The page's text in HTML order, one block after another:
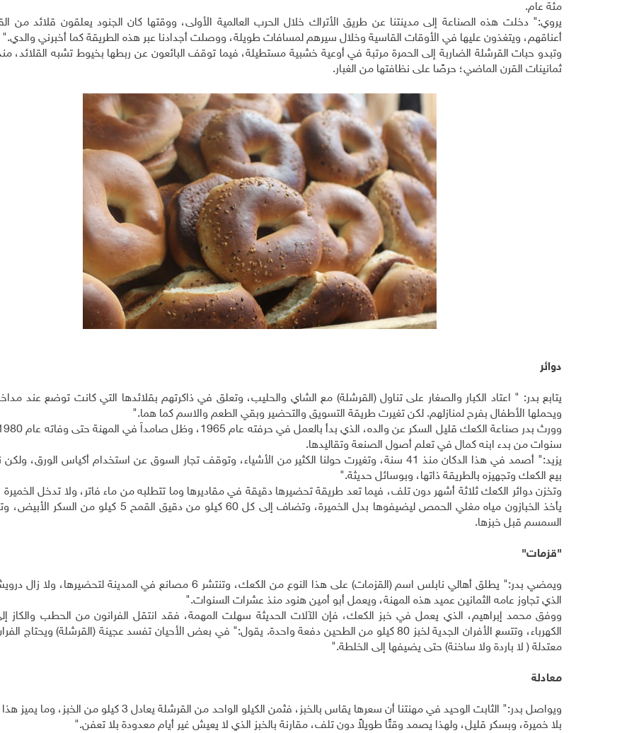
مئة عام.
يروي:" دخلت هذه الصناعة إلى مدينتنا عن طريق الأتراك خلال الحرب العالمية الأولى، ووقتها كان الجنود يعلقون قلائد من
أعناقهم، ويتغذون عليها في الأوقات القاسية وخلال سيرهم لمسافات طويلة، ووصلت أجدادنا عبر هذه الطريقة كما أخبرني والدي."
وتبدو حبات القرشلة الضاربة إلى الحمرة مرتبة في أوعية خشبية مستطيلة، فيما توقف البائعون عن ربطها بخيوط تشبه القلائد،
ثمانينات القرن الماضي؛ حرصًا على نظافتها من الغبار.
دوائر
يتابع بدر: " اعتاد الكبار والصغار على تناول (القرشلة) مع الشاي والحليب، وتعلق في ذاكرتهم بقلائدها التي كانت توضع عند
ويحملها الأطفال بفرح لمنازلهم. لكن تغيرت طريقة التسويق والتحضير وبقي الطعم والاسم كما هما."
سنوات من بدء ابنه كمال في تعلم أصول الصنعة وتقاليدها.
يزيد:" أصمد في هذا الدكان منذ 41 سنة، وتغيرت حولنا الكثير من الأشياء، وتوقف تجار السوق عن استخدام أكياس الورق،
بيع الكعك وتجهيزه بالطريقة ذاتها، وبوسائل حديثة."
وتخزن دوائر الكعك ثلاثة أشهر دون تلف، فيما تعد طريقة تحضيرها دقيقة في مقاديرها وما تتطلبه من ماء فاتر، ولا تدخل الخميرة
يأخذ الخبازون مياه مغلي الحمص ليضيفوها بدل الخميرة، وتضاف إلى كل 60 كيلو من دقيق
السمسم قبل خبزها.
"قزمات"
ويمضي بدر:" يطلق أهالي نابلس اسم (القزمات) على هذا النوع من الكعك، وتنتشر 6 مصانع في المدينة
الذي تجاوز عامه الثمانين عميد هذه المهنة، ويعمل أبو أمين هنود منذ عشرات السنوات."
ووفق محمد إبراهيم، الذي يعمل في خبز الكعك، فإن الآلات الحديثة سهلت المهمة، فقد انتقل الفرانون من الحطب والكاز
الكهرباء، وتتسع الأفران الجدية لخبز 80 كيلو من الطحين دفعة واحدة. يقول:" في بعض الأحيان تفسد عجينة (القرشلة) ويحتاج
معتدلة ( لا باردة ولا ساخنة) حتى يضيفها إلى الخلطة."
معادلة
ويواصل بدر:" الثابت الوحيد في مهنتنا أن سعرها يقاس بالخبز، فثمن الكيلو الواحد من القرشلة يعادل 3
بلا خميرة، وبسكر قليل، ولهذا يصمد وقتًا طويلاً دون تلف، مقارنة بالخبز الذي لا يعيش غير أيام معدودة بلا تعفن."